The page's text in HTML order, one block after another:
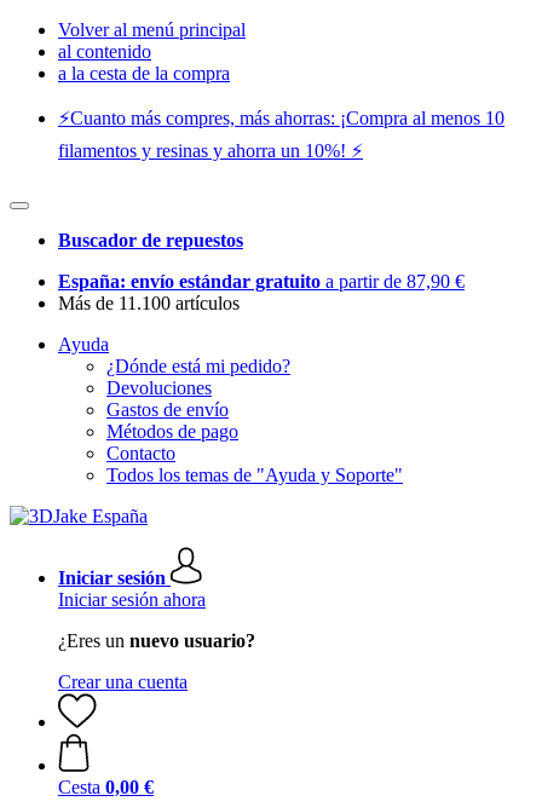
Volver al menú principal
al contenido
a la cesta de la compra
⚡️Cuanto más compres, más ahorras: ¡Compra al menos 10
filamentos y resinas y ahorra un 10%! ⚡️
Buscador de repuestos
España: envío estándar gratuito a partir de 87,90 €
Más de 11.100 artículos
Ayuda
¿Dónde está mi pedido?
Devoluciones
Gastos de envío
Métodos de pago
Contacto
Todos los temas de "Ayuda y Soporte"
Iniciar sesión
Iniciar sesión ahora
¿Eres un nuevo usuario?
Crear una cuenta
Cesta 0,00 €